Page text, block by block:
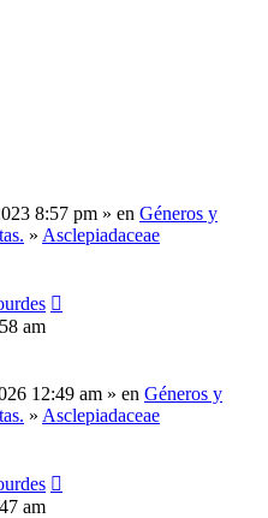
8:57 pm » en Géneros y
» Asclepiadaceae
am
12:49 am » en Géneros y
» Asclepiadaceae
am